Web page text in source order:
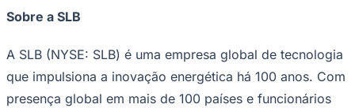
Sobre a SLB
A SLB (NYSE: SLB) é uma empresa global de tecnologia
que impulsiona a inovação energética há 100 anos. Com
presença global em mais de 100 países e funcionários